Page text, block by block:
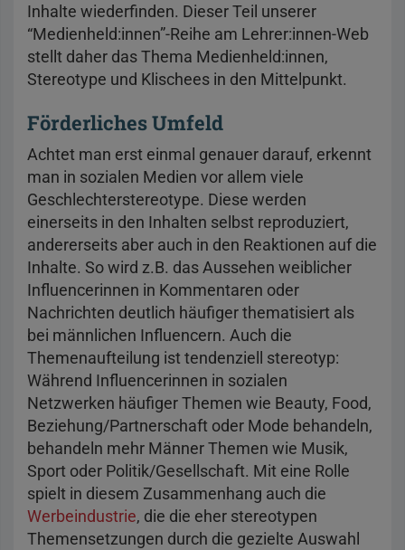
Inhalte wiederfinden. Dieser Teil unserer
“Medienheld:innen”-Reihe am Lehrer:innen-Web
stellt daher das Thema Medienheld:innen,
Stereotype und Klischees in den Mittelpunkt.
Förderliches Umfeld
Achtet man erst einmal genauer darauf, erkennt
man in sozialen Medien vor allem viele
Geschlechterstereotype. Diese werden
einerseits in den Inhalten selbst reproduziert,
andererseits aber auch in den Reaktionen auf die
Inhalte. So wird z.B. das Aussehen weiblicher
Influencerinnen in Kommentaren oder
Nachrichten deutlich häufiger thematisiert als
bei männlichen Influencern. Auch die
Themenaufteilung ist tendenziell stereotyp:
Während Influencerinnen in sozialen
Netzwerken häufiger Themen wie Beauty, Food,
Beziehung/Partnerschaft oder Mode behandeln,
behandeln mehr Männer Themen wie Musik,
Sport oder Politik/Gesellschaft. Mit eine Rolle
spielt in diesem Zusammenhang auch die
Werbeindustrie, die die eher stereotypen
Themensetzungen durch die gezielte Auswahl